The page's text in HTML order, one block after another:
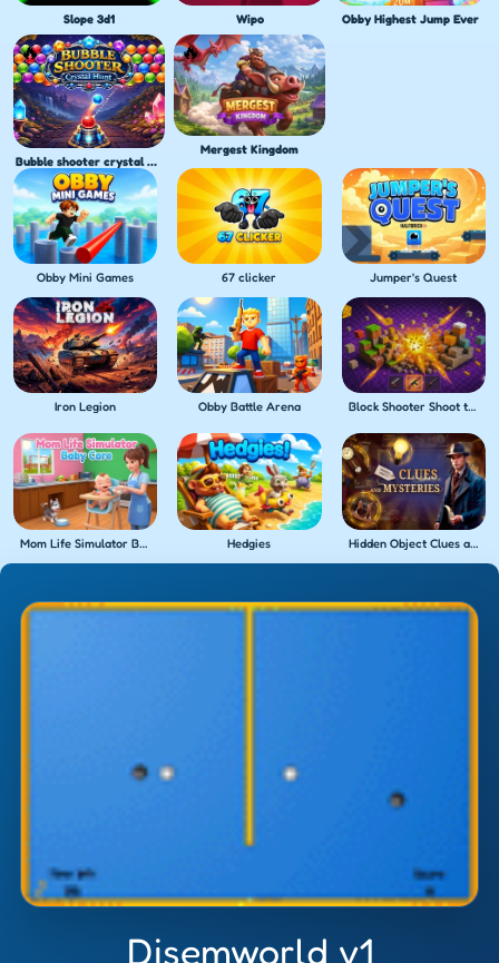
Disemworld v1
Slope 3d1 Wipo Obby Highest Jump Ever
Bubble shooter crystal hunt
Mergest Kingdom
Obby Mini Games 67 clicker Jumper's Quest
Iron Legion Obby Battle Arena Block Shooter Shoot the Blocks!
Mom Life Simulator Baby Care Hedgies Hidden Object Clues and Mysteries